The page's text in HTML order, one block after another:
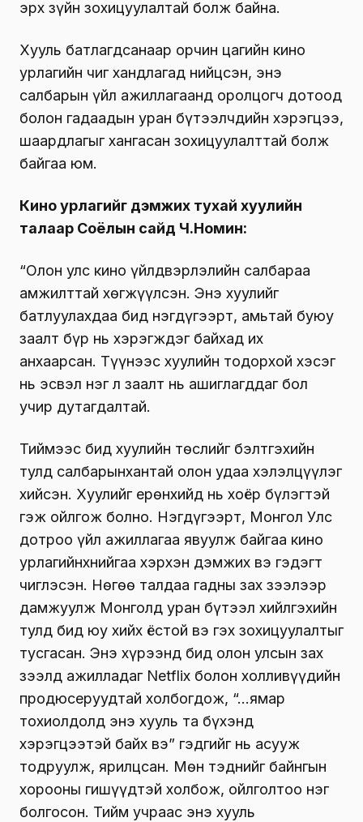
эрх зүйн зохицуулалтай болж байна.
Хууль батлагдсанаар орчин цагийн кино
урлагийн чиг хандлагад нийцсэн, энэ
салбарын үйл ажиллагаанд оролцогч дотоод
болон гадаадын уран бүтээлчдийн хэрэгцээ,
шаардлагыг хангасан зохицуулалттай болж
байгаа юм.
Кино урлагийг дэмжих тухай хуулийн
талаар Соёлын сайд Ч.Номин:
“Олон улс кино үйлдвэрлэлийн салбараа
амжилттай хөгжүүлсэн. Энэ хуулийг
батлуулахдаа бид нэгдүгээрт, амьтай буюу
заалт бүр нь хэрэгждэг байхад их
анхаарсан. Түүнээс хуулийн тодорхой хэсэг
нь эсвэл нэг л заалт нь ашиглагддаг бол
учир дутагдалтай.
Тиймээс бид хуулийн төслийг бэлтгэхийн
тулд салбарынхантай олон удаа хэлэлцүүлэг
хийсэн. Хуулийг ерөнхийд нь хоёр бүлэгтэй
гэж ойлгож болно. Нэгдүгээрт, Монгол Улс
дотроо үйл ажиллагаа явуулж байгаа кино
урлагийнхнийгаа хэрхэн дэмжих вэ гэдэгт
чиглэсэн. Нөгөө талдаа гадны зах зээлээр
дамжуулж Монголд уран бүтээл хийлгэхийн
тулд бид юу хийх ёстой вэ гэх зохицуулалтыг
тусгасан. Энэ хүрээнд бид олон улсын зах
зээлд ажилладаг Netflix болон холливүүдийн
продюсеруудтай холбогдож, “…ямар
тохиолдолд энэ хууль та бүхэнд
хэрэгцээтэй байх вэ” гэдгийг нь асууж
тодруулж, ярилцсан. Мөн тэднийг байнгын
хорооны гишүүдтэй холбож, ойлголтоо нэг
болгосон. Тийм учраас энэ хууль